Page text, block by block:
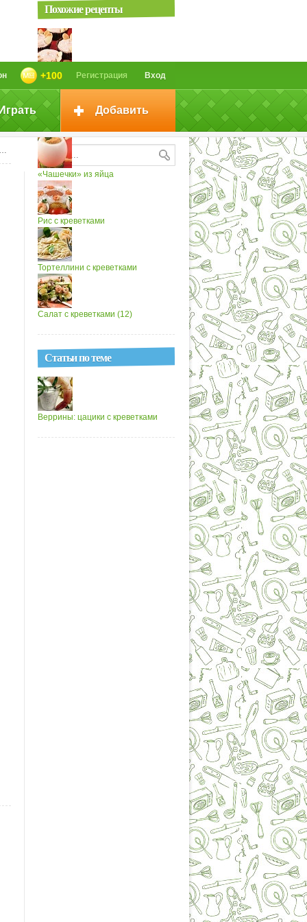
Вход
Регистрация
+100
Добавить
Похожие рецепты
Шоколадные чашечки с кремом
силебаб
«Чашечки» из яйца
Рис с креветками
Тортеллини с креветками
Салат с креветками (12)
Статьи по теме
Веррины: цацики с креветками